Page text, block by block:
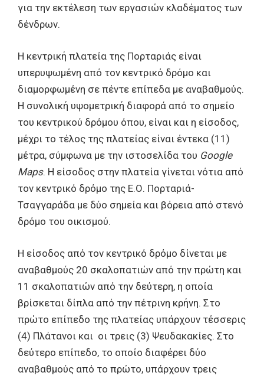
για την εκτέλεση των εργασιών κλαδέματος των
δένδρων.
Η κεντρική πλατεία της Πορταριάς είναι
υπερυψωμένη από τον κεντρικό δρόμο και
διαμορφωμένη σε πέντε επίπεδα με αναβαθμούς.
Η συνολική υψομετρική διαφορά από το σημείο
του κεντρικού δρόμου όπου, είναι και η είσοδος,
μέχρι το τέλος της πλατείας είναι έντεκα (11)
μέτρα, σύμφωνα με την ιστοσελίδα του Google
Maps. Η είσοδος στην πλατεία γίνεται νότια από
τον κεντρικό δρόμο της Ε.Ο. Πορταριά-
Τσαγγαράδα με δύο σημεία και βόρεια από στενό
δρόμο του οικισμού.
Η είσοδος από τον κεντρικό δρόμο δίνεται με
αναβαθμούς 20 σκαλοπατιών από την πρώτη και
11 σκαλοπατιών από την δεύτερη, η οποία
βρίσκεται δίπλα από την πέτρινη κρήνη. Στο
πρώτο επίπεδο της πλατείας υπάρχουν τέσσερις
(4) Πλάτανοι και οι τρεις (3) Ψευδακακίες. Στο
δεύτερο επίπεδο, το οποίο διαφέρει δύο
αναβαθμούς από το πρώτο, υπάρχουν τρεις